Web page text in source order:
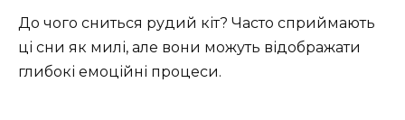
До чого сниться рудий кіт? Часто сприймають
ці сни як милі, але вони можуть відображати
глибокі емоційні процеси.